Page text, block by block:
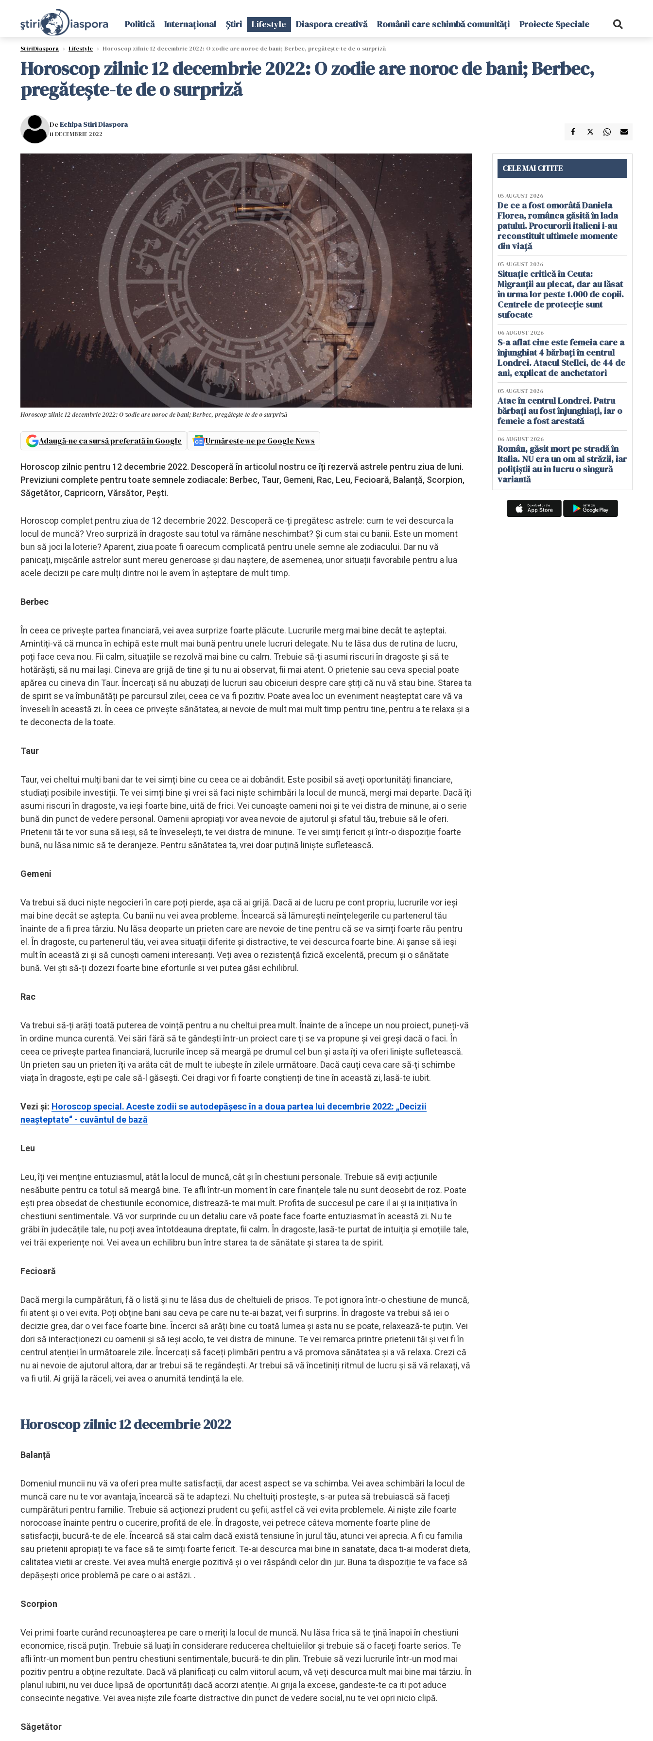
Politică Internațional Știri Lifestyle Diaspora creativă Românii care schimbă comunități Proiecte Speciale
StiriDiaspora › Lifestyle › Horoscop zilnic 12 decembrie 2022: O zodie are noroc de bani; Berbec, pregătește-te de o surpriză
Horoscop zilnic 12 decembrie 2022: O zodie are noroc de bani; Berbec,
pregătește-te de o surpriză
DeEchipa Stiri Diaspora
11 DECEMBRIE 2022
Horoscop zilnic 12 decembrie 2022: O zodie are noroc de bani; Berbec, pregătește-te de o surpriză
Adaugă-ne ca sursă preferată în Google Urmărește-ne pe Google News
Horoscop zilnic pentru 12 decembrie 2022. Descoperă în articolul nostru ce îți rezervă astrele pentru ziua de luni.
Previziuni complete pentru toate semnele zodiacale: Berbec, Taur, Gemeni, Rac, Leu, Fecioară, Balanță, Scorpion,
Săgetător, Capricorn, Vărsător, Pești.
Horoscop complet pentru ziua de 12 decembrie 2022. Descoperă ce-ți pregătesc astrele: cum te vei descurca la
locul de muncă? Vreo surpriză în dragoste sau totul va rămâne neschimbat? Și cum stai cu banii. Este un moment
bun să joci la loterie? Aparent, ziua poate fi oarecum complicată pentru unele semne ale zodiacului. Dar nu vă
panicați, mișcările astrelor sunt mereu generoase și dau naștere, de asemenea, unor situații favorabile pentru a lua
acele decizii pe care mulți dintre noi le avem în așteptare de mult timp.
Berbec
În ceea ce privește partea financiară, vei avea surprize foarte plăcute. Lucrurile merg mai bine decât te așteptai.
Amintiți-vă că munca în echipă este mult mai bună pentru unele lucruri delegate. Nu te lăsa dus de rutina de lucru,
poți face ceva nou. Fii calm, situațiile se rezolvă mai bine cu calm. Trebuie să-ți asumi riscuri în dragoste și să te
hotărăști, să nu mai lași. Cineva are grijă de tine și tu nu ai observat, fii mai atent. O prietenie sau ceva special poate
apărea cu cineva din Taur. Încercați să nu abuzați de lucruri sau obiceiuri despre care știți că nu vă stau bine. Starea ta
de spirit se va îmbunătăți pe parcursul zilei, ceea ce va fi pozitiv. Poate avea loc un eveniment neașteptat care vă va
înveseli în această zi. În ceea ce privește sănătatea, ai nevoie de mult mai mult timp pentru tine, pentru a te relaxa și a
te deconecta de la toate.
Taur
Taur, vei cheltui mulți bani dar te vei simți bine cu ceea ce ai dobândit. Este posibil să aveți oportunități financiare,
studiați posibile investiții. Te vei simți bine și vrei să faci niște schimbări la locul de muncă, mergi mai departe. Dacă îți
asumi riscuri în dragoste, va ieși foarte bine, uită de frici. Vei cunoaște oameni noi și te vei distra de minune, ai o serie
bună din punct de vedere personal. Oamenii apropiați vor avea nevoie de ajutorul și sfatul tău, trebuie să le oferi.
Prietenii tăi te vor suna să ieși, să te înveselești, te vei distra de minune. Te vei simți fericit și într-o dispoziție foarte
bună, nu lăsa nimic să te deranjeze. Pentru sănătatea ta, vrei doar puțină liniște sufletească.
Gemeni
Va trebui să duci niște negocieri în care poți pierde, așa că ai grijă. Dacă ai de lucru pe cont propriu, lucrurile vor ieși
mai bine decât se aștepta. Cu banii nu vei avea probleme. Încearcă să lămurești neînțelegerile cu partenerul tău
înainte de a fi prea târziu. Nu lăsa deoparte un prieten care are nevoie de tine pentru că se va simți foarte rău pentru
el. În dragoste, cu partenerul tău, vei avea situații diferite și distractive, te vei descurca foarte bine. Ai șanse să ieși
mult în această zi și să cunoști oameni interesanți. Veți avea o rezistență fizică excelentă, precum și o sănătate
bună. Vei ști să-ți dozezi foarte bine eforturile si vei putea găsi echilibrul.
Rac
Va trebui să-ți arăți toată puterea de voință pentru a nu cheltui prea mult. Înainte de a începe un nou proiect, puneți-vă
în ordine munca curentă. Vei sări fără să te gândești într-un proiect care ți se va propune și vei greși dacă o faci. În
ceea ce privește partea financiară, lucrurile încep să meargă pe drumul cel bun și asta îți va oferi liniște sufletească.
Un prieten sau un prieten îți va arăta cât de mult te iubește în zilele următoare. Dacă cauți ceva care să-ți schimbe
viața în dragoste, ești pe cale să-l găsești. Cei dragi vor fi foarte conștienți de tine în această zi, lasă-te iubit.
Vezi și: Horoscop special. Aceste zodii se autodepășesc în a doua partea lui decembrie 2022: „Decizii
neașteptate“ - cuvântul de bază
Leu
Leu, îți vei menține entuziasmul, atât la locul de muncă, cât și în chestiuni personale. Trebuie să eviți acțiunile
nesăbuite pentru ca totul să meargă bine. Te afli într-un moment în care finanțele tale nu sunt deosebit de roz. Poate
ești prea obsedat de chestiunile economice, distrează-te mai mult. Profita de succesul pe care il ai și ia inițiativa în
chestiuni sentimentale. Vă vor surprinde cu un detaliu care vă poate face foarte entuziasmat în această zi. Nu te
grăbi în judecățile tale, nu poți avea întotdeauna dreptate, fii calm. În dragoste, lasă-te purtat de intuiția și emoțiile tale,
vei trăi experiențe noi. Vei avea un echilibru bun între starea ta de sănătate și starea ta de spirit.
Fecioară
Dacă mergi la cumpărături, fă o listă și nu te lăsa dus de cheltuieli de prisos. Te pot ignora într-o chestiune de muncă,
fii atent și o vei evita. Poți obține bani sau ceva pe care nu te-ai bazat, vei fi surprins. În dragoste va trebui să iei o
decizie grea, dar o vei face foarte bine. Încerci să arăți bine cu toată lumea și asta nu se poate, relaxează-te puțin. Vei
dori să interacționezi cu oamenii și să ieși acolo, te vei distra de minune. Te vei remarca printre prietenii tăi și vei fi în
centrul atenției în următoarele zile. Încercați să faceți plimbări pentru a vă promova sănătatea și a vă relaxa. Crezi că
nu ai nevoie de ajutorul altora, dar ar trebui să te regândești. Ar trebui să vă încetiniți ritmul de lucru și să vă relaxați, vă
va fi util. Ai grijă la răceli, vei avea o anumită tendință la ele.
Horoscop zilnic 12 decembrie 2022
Balanță
Domeniul muncii nu vă va oferi prea multe satisfacții, dar acest aspect se va schimba. Vei avea schimbări la locul de
muncă care nu te vor avantaja, încearcă să te adaptezi. Nu cheltuiți prostește, s-ar putea să trebuiască să faceți
cumpărături pentru familie. Trebuie să acționezi prudent cu șefii, astfel că vei evita problemele. Ai niște zile foarte
norocoase înainte pentru o cucerire, profită de ele. În dragoste, vei petrece câteva momente foarte pline de
satisfacții, bucură-te de ele. Încearcă să stai calm dacă există tensiune în jurul tău, atunci vei aprecia. A fi cu familia
sau prietenii apropiați te va face să te simți foarte fericit. Te-ai descurca mai bine in sanatate, daca ti-ai moderat dieta,
calitatea vietii ar creste. Vei avea multă energie pozitivă și o vei răspândi celor din jur. Buna ta dispoziție te va face să
depășești orice problemă pe care o ai astăzi. .
Scorpion
Vei primi foarte curând recunoașterea pe care o meriți la locul de muncă. Nu lăsa frica să te țină înapoi în chestiuni
economice, riscă puțin. Trebuie să luați în considerare reducerea cheltuielilor și trebuie să o faceți foarte serios. Te
afli într-un moment bun pentru chestiuni sentimentale, bucură-te din plin. Trebuie să vezi lucrurile într-un mod mai
pozitiv pentru a obține rezultate. Dacă vă planificați cu calm viitorul acum, vă veți descurca mult mai bine mai târziu. În
planul iubirii, nu vei duce lipsă de oportunități dacă acorzi atenție. Ai grija la excese, gandeste-te ca iti pot aduce
consecinte negative. Vei avea niște zile foarte distractive din punct de vedere social, nu te vei opri nicio clipă.
Săgetător
CELE MAI CITITE
05 AUGUST 2026
De ce a fost omorâtă Daniela
Florea, românca găsită în lada
patului. Procurorii italieni i-au
reconstituit ultimele momente
din viață
05 AUGUST 2026
Situație critică în Ceuta:
Migranții au plecat, dar au lăsat
în urma lor peste 1.000 de copii.
Centrele de protecție sunt
sufocate
06 AUGUST 2026
S-a aflat cine este femeia care a
înjunghiat 4 bărbați în centrul
Londrei. Atacul Stellei, de 44 de
ani, explicat de anchetatori
05 AUGUST 2026
Atac în centrul Londrei. Patru
bărbați au fost înjunghiați, iar o
femeie a fost arestată
06 AUGUST 2026
Român, găsit mort pe stradă în
Italia. NU era un om al străzii, iar
polițiștii au în lucru o singură
variantă